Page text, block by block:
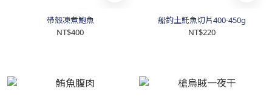
帶殼凍煮鮑魚
NT$400
船釣土魠魚切片400-450g
NT$220